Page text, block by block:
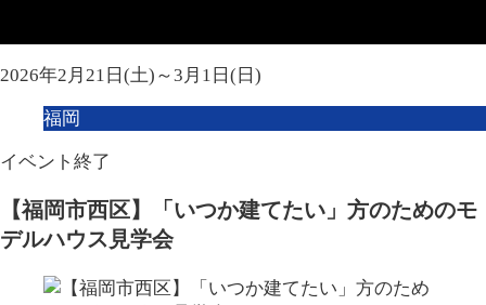
2026年2月21日(土)～3月1日(日)
福岡
イベント終了
【福岡市西区】「いつか建てたい」方のためのモ
デルハウス見学会